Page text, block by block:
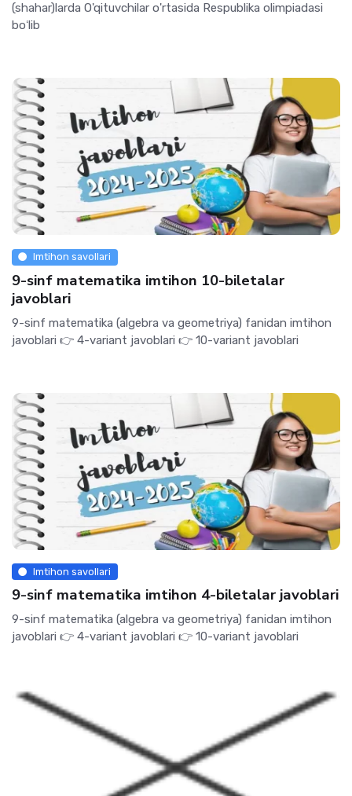
(shahar)larda O'qituvchilar o'rtasida Respublika olimpiadasi
boʻlib
Imtihon savollari
9-sinf matematika imtihon 10-biletalar
javoblari
9-sinf matematika (algebra va geometriya) fanidan imtihon
javoblari 👉 4-variant javoblari 👉 10-variant javoblari
Imtihon savollari
9-sinf matematika imtihon 4-biletalar javoblari
9-sinf matematika (algebra va geometriya) fanidan imtihon
javoblari 👉 4-variant javoblari 👉 10-variant javoblari